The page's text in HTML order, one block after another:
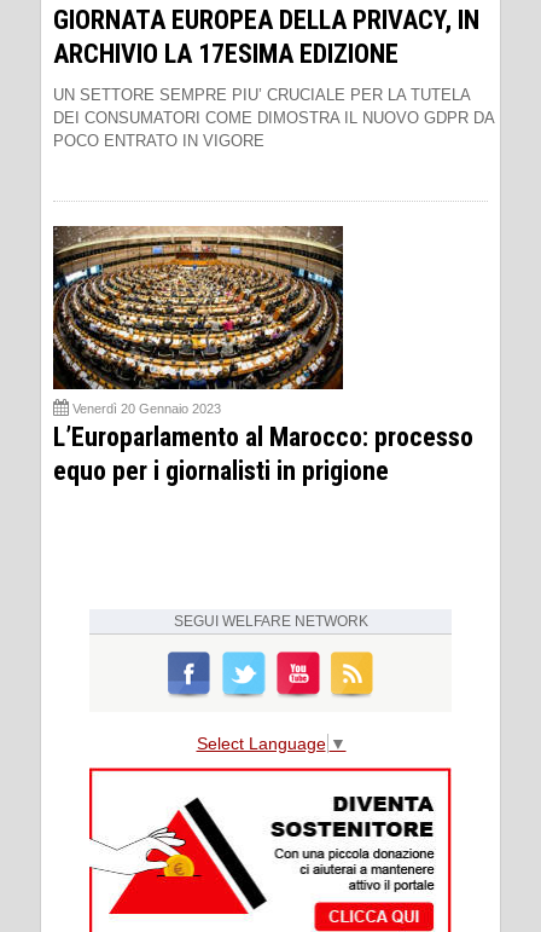
GIORNATA EUROPEA DELLA PRIVACY, IN
ARCHIVIO LA 17ESIMA EDIZIONE
UN SETTORE SEMPRE PIU’ CRUCIALE PER LA TUTELA
DEI CONSUMATORI COME DIMOSTRA IL NUOVO GDPR DA
POCO ENTRATO IN VIGORE
Venerdì 20 Gennaio 2023
L’Europarlamento al Marocco: processo
equo per i giornalisti in prigione
SEGUI WELFARE NETWORK
Select Language ▼